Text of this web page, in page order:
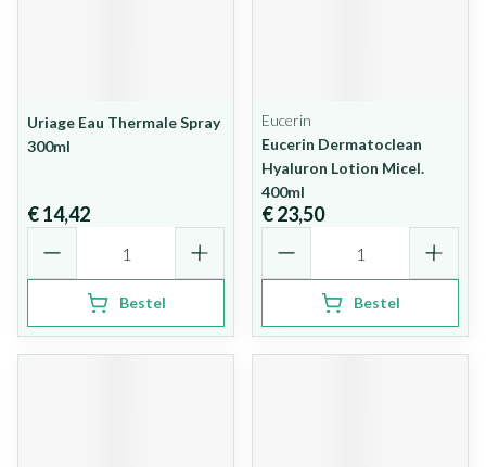
Uriage Eau Thermale Spray
300ml
€ 14,42
Bestel
Eucerin
Eucerin Dermatoclean
Hyaluron Lotion Micel.
400ml
€ 23,50
Bestel